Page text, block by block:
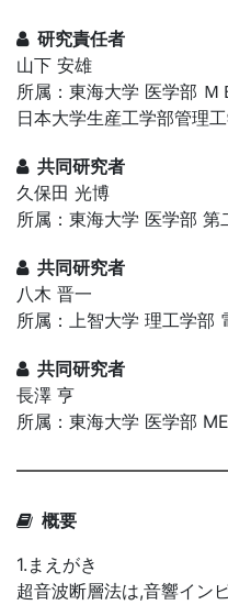
研究責任者
山下 安雄
所属：東海大学 医学部
日本大学生産工学部管理
共同研究者
久保田 光博
所属：東海大学 医学部
共同研究者
八木 晋一
所属：上智大学 理工学
共同研究者
長澤 亨
所属：東海大学 医学部
概要
1.まえがき
超音波断層法は,音響イン